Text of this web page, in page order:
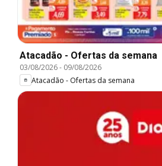
Atacadão - Ofertas da semana
03/08/2026- 09/08/2026
Atacadão - Ofertas da semana